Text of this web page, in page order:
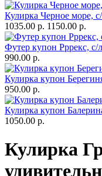
Кулирка Черное море,
1035.00 р. 1150.00 р.
Футер купон Рррекс, с/
990.00 р.
Кулирка купон
950.00 р.
Кулирка купон
1050.00 р.
Кулирка